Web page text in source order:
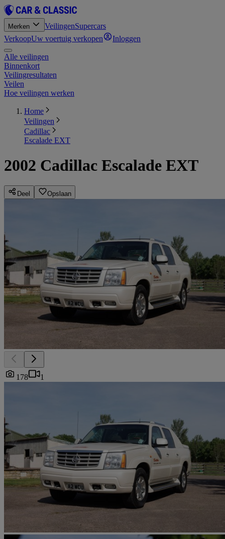
Merken VeilingenSupercars
VerkoopUw voertuig verkopen Inloggen
Alle veilingen
Binnenkort
Veilingresultaten
Veilen
Hoe veilingen werken
Home
Veilingen
Cadillac
Escalade EXT
2002 Cadillac Escalade EXT
Deel Opslaan
178 1